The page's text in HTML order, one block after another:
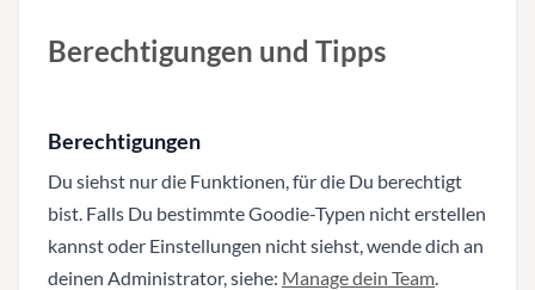
Berechtigungen und Tipps
Berechtigungen
Du siehst nur die Funktionen, für die Du berechtigt
bist. Falls Du bestimmte Goodie-Typen nicht erstellen
kannst oder Einstellungen nicht siehst, wende dich an
deinen Administrator, siehe: Manage dein Team.